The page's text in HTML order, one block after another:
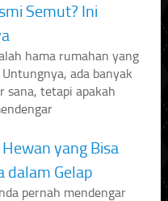
Semut? Ini
hama rumahan yang
ada banyak
sana, tetapi apakah
Hewan yang Bisa
dalam Gelap
pernah mendengar